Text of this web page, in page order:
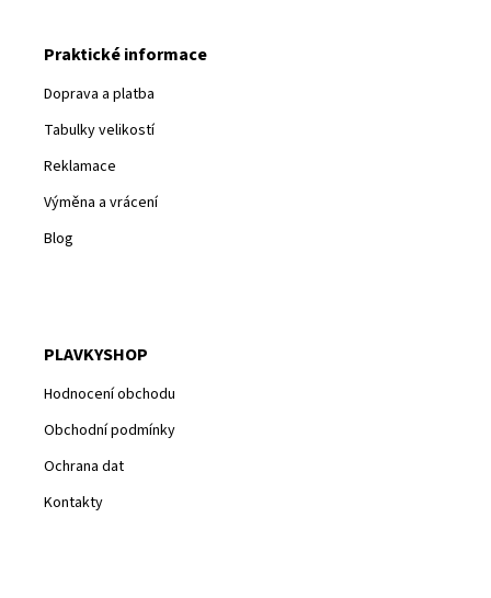
Praktické informace
Doprava a platba
Tabulky velikostí
Reklamace
Výměna a vrácení
Blog
PLAVKYSHOP
Hodnocení obchodu
Obchodní podmínky
Ochrana dat
Kontakty